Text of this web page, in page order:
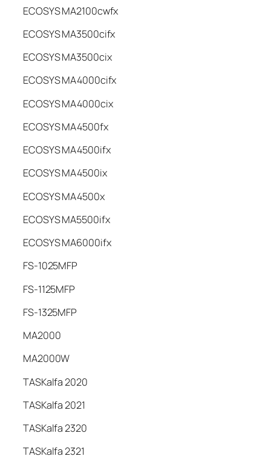
ECOSYS MA2100cwfx
ECOSYS MA3500cifx
ECOSYS MA3500cix
ECOSYS MA4000cifx
ECOSYS MA4000cix
ECOSYS MA4500fx
ECOSYS MA4500ifx
ECOSYS MA4500ix
ECOSYS MA4500x
ECOSYS MA5500ifx
ECOSYS MA6000ifx
FS-1025MFP
FS-1125MFP
FS-1325MFP
MA2000
MA2000W
TASKalfa 2020
TASKalfa 2021
TASKalfa 2320
TASKalfa 2321